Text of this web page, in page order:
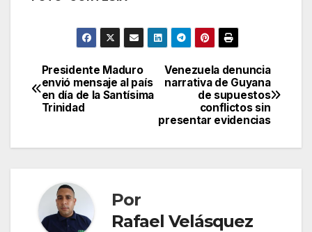
Navegación
de
Venezuela denuncia
narrativa de Guyana
de supuestos
conflictos sin
presentar evidencias
Presidente Maduro
envió mensaje al país
en día de la Santísima
Trinidad
Por
Rafael Velásquez